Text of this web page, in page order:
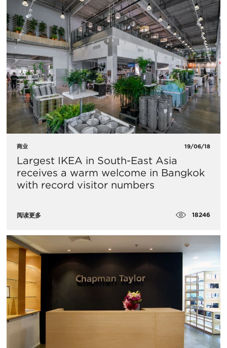
商业 19/06/18
Largest IKEA in South-East Asia
receives a warm welcome in Bangkok
with record visitor numbers
阅读更多 18246